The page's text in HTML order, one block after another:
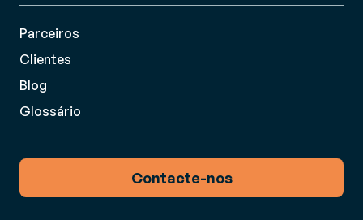
Parceiros
Clientes
Blog
Glossário
Contacte-nos